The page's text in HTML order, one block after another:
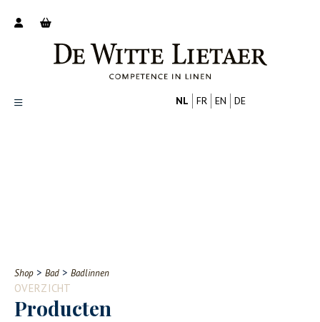
Contact
NL FR EN DE
Shop > Bad > Badlinnen
OVERZICHT
Producten